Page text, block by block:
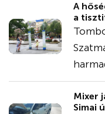
A
a
Mixer
Simai